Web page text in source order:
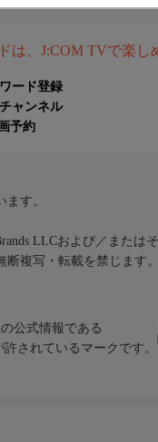
は、J:COM TVで楽
ード登録
ャンネル
予約
す。
LLCおよび／または
複写・転載を禁じます。
公式情報である
されているマークです。